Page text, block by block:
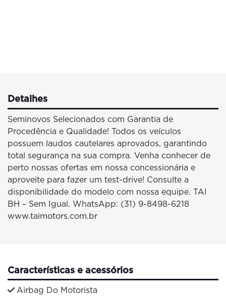
Detalhes
Seminovos Selecionados com Garantia de
Procedência e Qualidade! Todos os veículos
possuem laudos cautelares aprovados, garantindo
total segurança na sua compra. Venha conhecer de
perto nossas ofertas em nossa concessionária e
aproveite para fazer um test-drive! Consulte a
disponibilidade do modelo com nossa equipe. TAI
BH – Sem Igual. WhatsApp: (31) 9-8498-6218
www.taimotors.com.br
Características e acessórios
Airbag Do Motorista